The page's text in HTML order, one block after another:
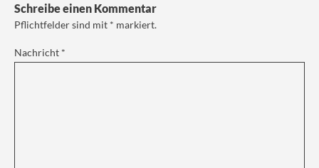
Schreibe einen Kommentar
Pflichtfelder sind mit * markiert.
Nachricht *